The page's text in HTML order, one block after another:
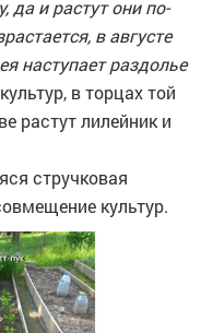
да и растут они по-
в августе
наступает раздолье
в торцах той
растут лилейник и
стручковая
культур.